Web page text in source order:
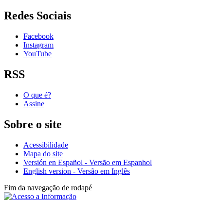
Redes Sociais
Facebook
Instagram
YouTube
RSS
O que é?
Assine
Sobre o site
Acessibilidade
Mapa do site
Versión en Español - Versão em Espanhol
English version - Versão em Inglês
Fim da navegação de rodapé